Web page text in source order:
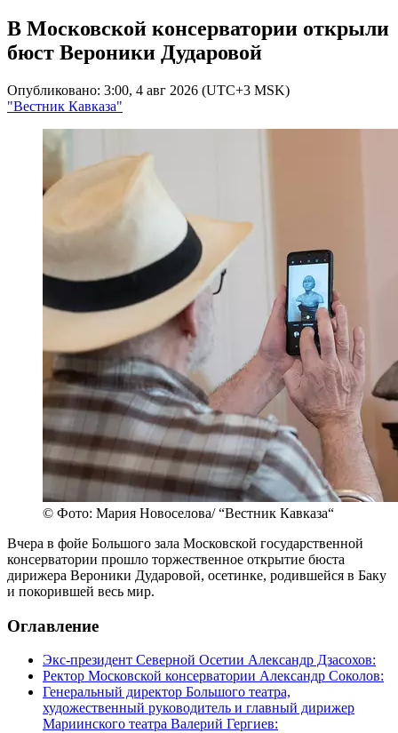
В Московской консерватории открыли
бюст Вероники Дударовой
Опубликовано: 3:00, 4 авг 2026 (UTC+3 MSK)
"Вестник Кавказа"
© Фото: Мария Новоселова/ “Вестник Кавказа“
Вчера в фойе Большого зала Московской государственной
консерватории прошло торжественное открытие бюста
дирижера Вероники Дударовой, осетинке, родившейся в Баку
и покорившей весь мир.
Оглавление
Экс-президент Северной Осетии Александр Дзасохов:
Ректор Московской консерватории Александр Соколов:
Генеральный директор Большого театра,
художественный руководитель и главный дирижер
Мариинского театра Валерий Гергиев: